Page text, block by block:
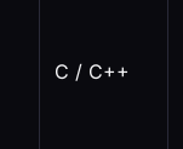
C / C++